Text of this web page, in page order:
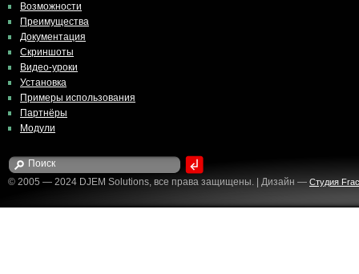
Возможности
Преимущества
Документация
Скриншоты
Видео-уроки
Установка
Примеры использования
Партнёры
Модули
© 2005 — 2024 DJEM Solutions, все права защищены. | Дизайн — Студия